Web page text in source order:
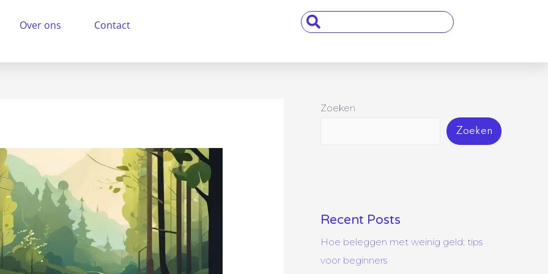
Over ons Contact
Search
...
Zoeken
Zoeken
Recent Posts
Hoe beleggen met weinig geld: tips
voor beginners